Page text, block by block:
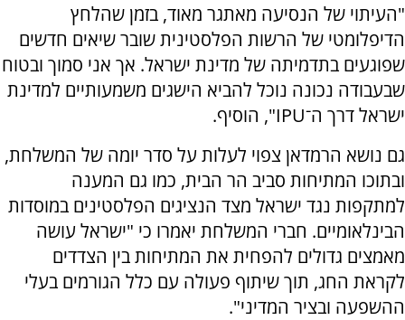
"העיתוי של הנסיעה מאתגר מאוד, בזמן שהלחץ
הדיפלומטי של הרשות הפלסטינית שובר שיאים חדשים
שפוגעים בתדמיתה של מדינת ישראל. אך אני סמוך ובטוח
שבעבודה נכונה נוכל להביא הישגים משמעותיים למדינת
ישראל דרך ה־IPU", הוסיף.
גם נושא הרמדאן צפוי לעלות על סדר יומה של המשלחת,
ובתוכו המתיחות סביב הר הבית, כמו גם המענה
למתקפות נגד ישראל מצד הנציגים הפלסטינים במוסדות
הבינלאומיים. חברי המשלחת יאמרו כי "ישראל עושה
מאמצים גדולים להפחית את המתיחות בין הצדדים
לקראת החג, תוך שיתוף פעולה עם כלל הגורמים בעלי
ההשפעה ובציר המדיני".